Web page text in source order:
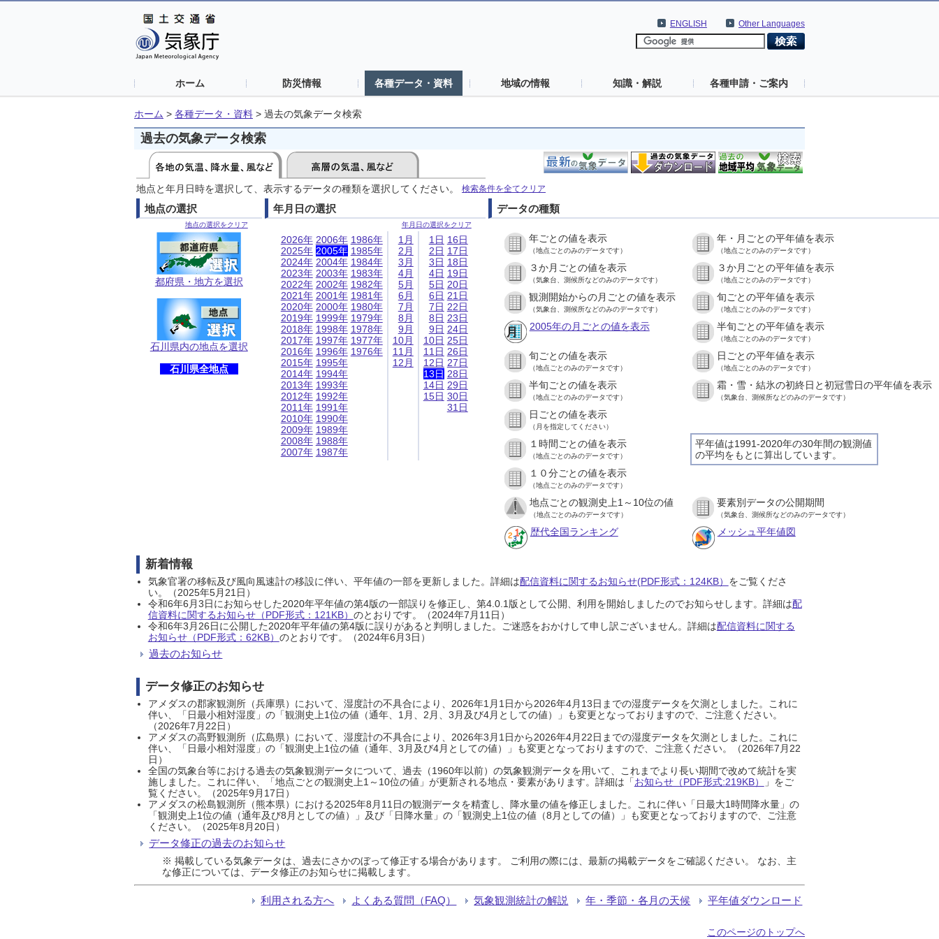
Other Languages
ENGLISH
ホーム 防災情報 各種データ・資料 地域の情報 知識・解説 各種申請・ご案内
ホーム > 各種データ・資料 > 過去の気象データ検索
過去の気象データ検索
地点と年月日時を選択して、表示するデータの種類を選択してください。 検索条件を全てクリア
地点の選択
地点の選択をクリア
都府県・地方を選択
石川県内の地点を選択
石川県全地点
年月日の選択
年月日の選択をクリア
2026年
2025年
2024年
2023年
2022年
2021年
2020年
2019年
2018年
2017年
2016年
2015年
2014年
2013年
2012年
2011年
2010年
2009年
2008年
2007年
2006年
2005年
2004年
2003年
2002年
2001年
2000年
1999年
1998年
1997年
1996年
1995年
1994年
1993年
1992年
1991年
1990年
1989年
1988年
1987年
1986年
1985年
1984年
1983年
1982年
1981年
1980年
1979年
1978年
1977年
1976年
1月
2月
3月
4月
5月
6月
7月
8月
9月
10月
11月
12月
1日
2日
3日
4日
5日
6日
7日
8日
9日
10日
11日
12日
13日
14日
15日
16日
17日
18日
19日
20日
21日
22日
23日
24日
25日
26日
27日
28日
29日
30日
31日
データの種類
年ごとの値を表示
（地点ごとのみのデータです）
年・月ごとの平年値を表示
（地点ごとのみのデータです）
３か月ごとの値を表示
（気象台、測候所などのみのデータです）
３か月ごとの平年値を表示
（地点ごとのみのデータです）
観測開始からの月ごとの値を表示
（気象台、測候所などのみのデータです）
旬ごとの平年値を表示
（地点ごとのみのデータです）
2005年の月ごとの値を表示 半旬ごとの平年値を表示
（地点ごとのみのデータです）
旬ごとの値を表示
（地点ごとのみのデータです）
日ごとの平年値を表示
（地点ごとのみのデータです）
半旬ごとの値を表示
（地点ごとのみのデータです）
霜・雪・結氷の初終日と初冠雪日の平年値を表示
（気象台、測候所などのみのデータです）
日ごとの値を表示
（月を指定してください）
平年値は1991-2020年の30年間の観測値
の平均をもとに算出しています。
１時間ごとの値を表示
（地点ごとのみのデータです）
１０分ごとの値を表示
（地点ごとのみのデータです）
地点ごとの観測史上1～10位の値
（地点ごとのみのデータです）
要素別データの公開期間
（気象台、測候所などのみのデータです）
歴代全国ランキング メッシュ平年値図
新着情報
気象官署の移転及び風向風速計の移設に伴い、平年値の一部を更新しました。詳細は配信資料に関するお知らせ(PDF形式：124KB） をご覧くださ
い。（2025年5月21日）
令和6年6月3日にお知らせした2020年平年値の第4版の一部誤りを修正し、第4.0.1版として公開、利用を開始しましたのでお知らせします。詳細は配
信資料に関するお知らせ（PDF形式：121KB） のとおりです。（2024年7月11日）
令和6年3月26日に公開した2020年平年値の第4版に誤りがあると判明しました。ご迷惑をおかけして申し訳ございません。詳細は配信資料に関する
お知らせ（PDF形式：62KB） のとおりです。（2024年6月3日）
過去のお知らせ
データ修正のお知らせ
アメダスの郡家観測所（兵庫県）において、湿度計の不具合により、2026年1月1日から2026年4月13日までの湿度データを欠測としました。これに
伴い、「日最小相対湿度」の「観測史上1位の値（通年、1月、2月、3月及び4月としての値）」も変更となっておりますので、ご注意ください。
（2026年7月22日）
アメダスの高野観測所（広島県）において、湿度計の不具合により、2026年3月1日から2026年4月22日までの湿度データを欠測としました。これに
伴い、「日最小相対湿度」の「観測史上1位の値（通年、3月及び4月としての値）」も変更となっておりますので、ご注意ください。（2026年7月22
日）
全国の気象台等における過去の気象観測データについて、過去（1960年以前）の気象観測データを用いて、これまでより長い期間で改めて統計を実
施しました。これに伴い、「地点ごとの観測史上1～10位の値」が更新される地点・要素があります。詳細は「お知らせ（PDF形式:219KB）
」をご
覧ください。（2025年9月17日）
アメダスの松島観測所（熊本県）における2025年8月11日の観測データを精査し、降水量の値を修正しました。これに伴い「日最大1時間降水量」の
「観測史上1位の値（通年及び8月としての値）」及び「日降水量」の「観測史上1位の値（8月としての値）」も変更となっておりますので、ご注意
ください。（2025年8月20日）
データ修正の過去のお知らせ
※ 掲載している気象データは、過去にさかのぼって修正する場合があります。 ご利用の際には、最新の掲載データをご確認ください。 なお、主
な修正については、データ修正のお知らせに掲載します。
利用される方へ よくある質問（FAQ） 気象観測統計の解説 年・季節・各月の天候 平年値ダウンロード
このページのトップへ